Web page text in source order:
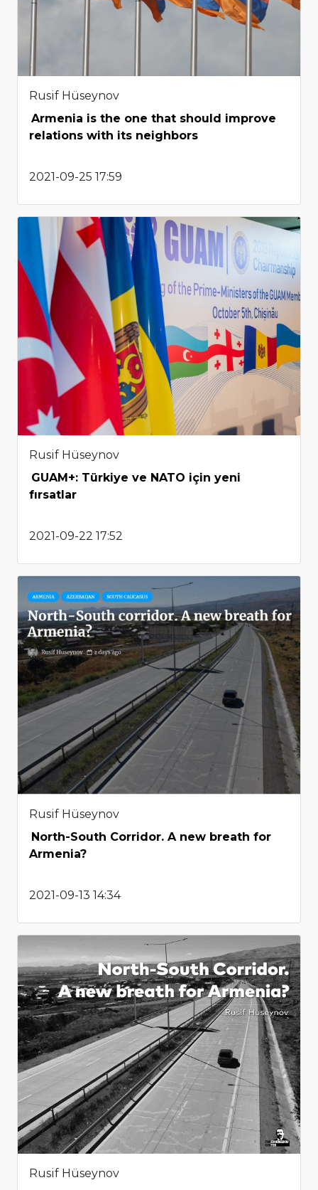
Rusif Hüseynov
Armenia is the one that should improve
relations with its neighbors
2021-09-25 17:59
Rusif Hüseynov
GUAM+: Türkiye ve NATO için yeni
fırsatlar
2021-09-22 17:52
Rusif Hüseynov
North-South Corridor. A new breath for
Armenia?
2021-09-13 14:34
Rusif Hüseynov